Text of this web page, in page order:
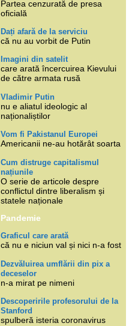
Partea cenzurată de presa
oficială
Dați afară de la serviciu
că nu au vorbit de Putin
Imagini din satelit
care arată încercuirea Kievului
de către armata rusă
Vladimir Putin
nu e aliatul ideologic al
naționaliștilor
Vom fi Pakistanul Europei
Americanii ne-au hotărât soarta
Cum distruge capitalismul
națiunile
O serie de articole despre
conflictul dintre liberalism și
statele naționale
Pandemie
Graficul care arată
că nu e niciun val și nici n-a fost
Dezvăluirea umflării din pix a
deceselor
n-a mirat pe nimeni
Descoperirile profesorului de la
Stanford
spulberă isteria coronavirus